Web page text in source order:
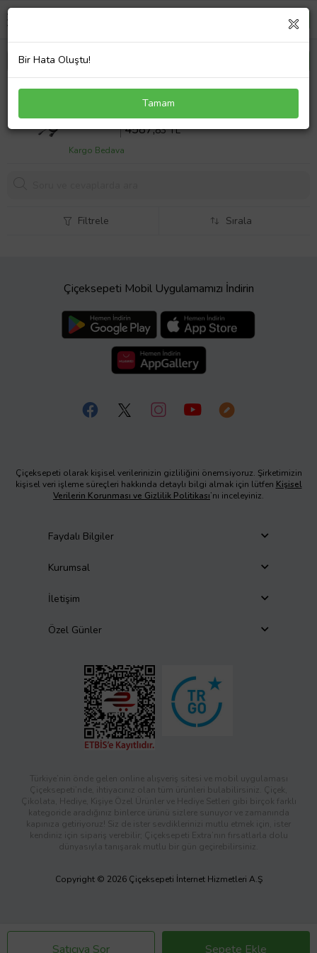
MSI GF72VR Overclock 240W Notebook Adaptör
Sepette %10 İndirim
4587,83 TL
Kargo Bedava
Satıcıya Sor Sepete Ekle
Filtrele Sırala
Çiçeksepeti Mobil Uygulamamızı İndirin
Çiçeksepeti olarak kişisel verilerinizin gizliliğini önemsiyoruz. Şirketimizin
kişisel veri işleme süreçleri hakkında detaylı bilgi almak için lütfen Kişisel
Verilerin Korunması ve Gizlilik Politikası’nı inceleyiniz.
Faydalı Bilgiler
Kurumsal
İletişim
Özel Günler
Türkiye’nin önde gelen online alışveriş sitesi ve mobil uygulaması
Çiçeksepeti’nde, ihtiyacınız olan tüm ürünleri bulabilirsiniz. Çiçek,
Çikolata, Hediye, Kişiye Özel Ürünler ve Hediye Setleri gibi birçok farklı
kategoride aradığınız binlerce ürünü sizlere sunuyor ve zamanında
kapınıza getiriyoruz! Siz de ister sevdiklerinizi mutlu etmek için, ister
kendiniz için sipariş verebilir; Çiçeksepeti Extra’nın fırsatlarla dolu
dünyasıyla tanışarak mutlu bir gün geçirebilirsiniz.
Copyright © 2026 Çiçeksepeti İnternet Hizmetleri A.Ş
Bir Hata Oluştu!
Tamam